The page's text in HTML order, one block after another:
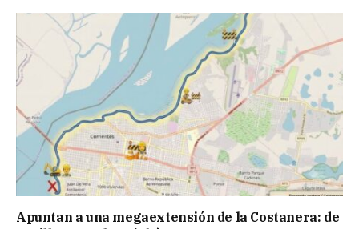
Apuntan a una megaextensión de la Costanera: de